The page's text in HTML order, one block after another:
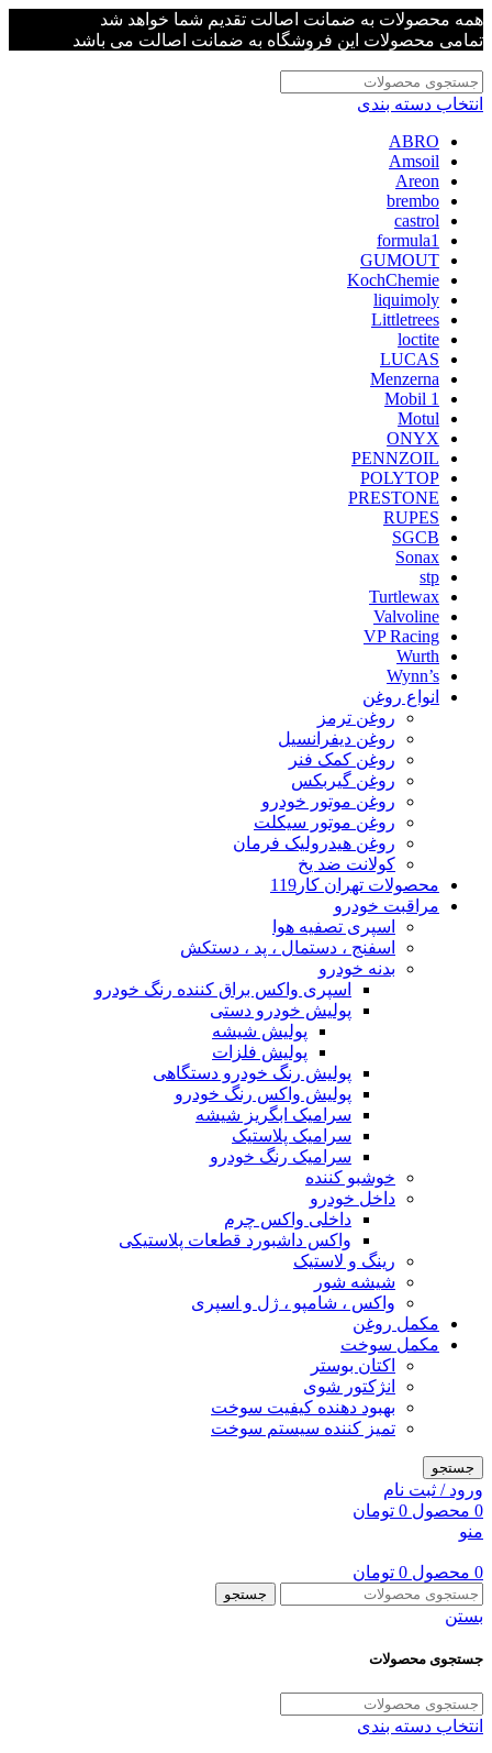
همه محصولات به ضمانت اصالت تقدیم شما خواهد شد
تمامی محصولات این فروشگاه به ضمانت اصالت می باشد
انتخاب دسته بندی
ABRO
Amsoil
Areon
brembo
castrol
formula1
GUMOUT
KochChemie
liquimoly
Littletrees
loctite
LUCAS
Menzerna
Mobil 1
Motul
ONYX
PENNZOIL
POLYTOP
PRESTONE
RUPES
SGCB
Sonax
stp
Turtlewax
Valvoline
VP Racing
Wurth
Wynn’s
انواع روغن
روغن ترمز
روغن دیفرانسیل
روغن کمک فنر
روغن گیربکس
روغن موتور خودرو
روغن موتور سیکلت
روغن هیدرولیک فرمان
کولانت ضد یخ
محصولات تهران کار119
مراقبت خودرو
اسپری تصفیه هوا
اسفنج ، دستمال ، پد ، دستکش
بدنه خودرو
اسپری واکس براق کننده رنگ خودرو
پولیش خودرو دستی
پولیش شیشه
پولیش فلزات
پولیش رنگ خودرو دستگاهی
پولیش واکس رنگ خودرو
سرامیک ابگریز شیشه
سرامیک پلاستیک
سرامیک رنگ خودرو
خوشبو کننده
داخل خودرو
داخلی واکس چرم
واکس داشبورد قطعات پلاستیکی
رینگ و لاستیک
شیشه شور
واکس ، شامپو ، ژل و اسپری
مکمل روغن
مکمل سوخت
اکتان بوستر
انژکتور شوی
بهبود دهنده کیفیت سوخت
تمیز کننده سیستم سوخت
جستجو
ورود / ثبت نام
0 محصول 0 تومان
منو
0 محصول 0 تومان
جستجو
بستن
جستجوی محصولات
انتخاب دسته بندی